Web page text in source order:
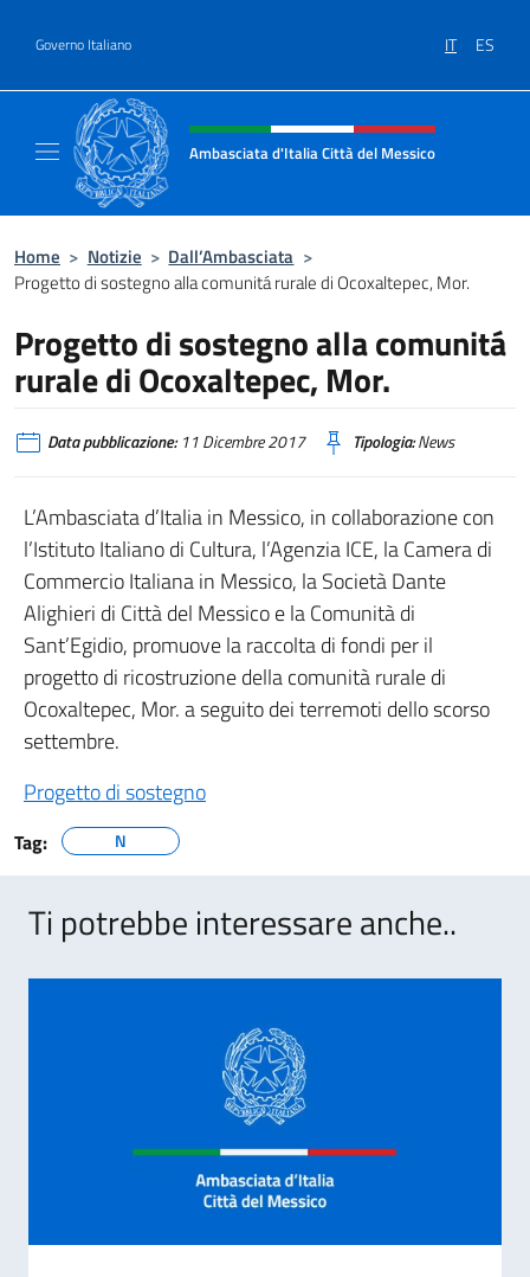
Governo Italiano IT ES
Intestazione sito, social e menù
Ambasciata d'Italia Città del Messico
Home > Notizie > Dall’Ambasciata >
Progetto di sostegno alla comunitá rurale di Ocoxaltepec, Mor.
Progetto di sostegno alla comunitá
rurale di Ocoxaltepec, Mor.
Data pubblicazione:11 Dicembre 2017 Tipologia:News
L’Ambasciata d’Italia in Messico, in collaborazione con
l’Istituto Italiano di Cultura, l’Agenzia ICE, la Camera di
Commercio Italiana in Messico, la Società Dante
Alighieri di Città del Messico e la Comunità di
Sant’Egidio, promuove la raccolta di fondi per il
progetto di ricostruzione della comunità rurale di
Ocoxaltepec, Mor. a seguito dei terremoti dello scorso
settembre.
Progetto di sostegno
Tag: N
Ti potrebbe interessare anche..